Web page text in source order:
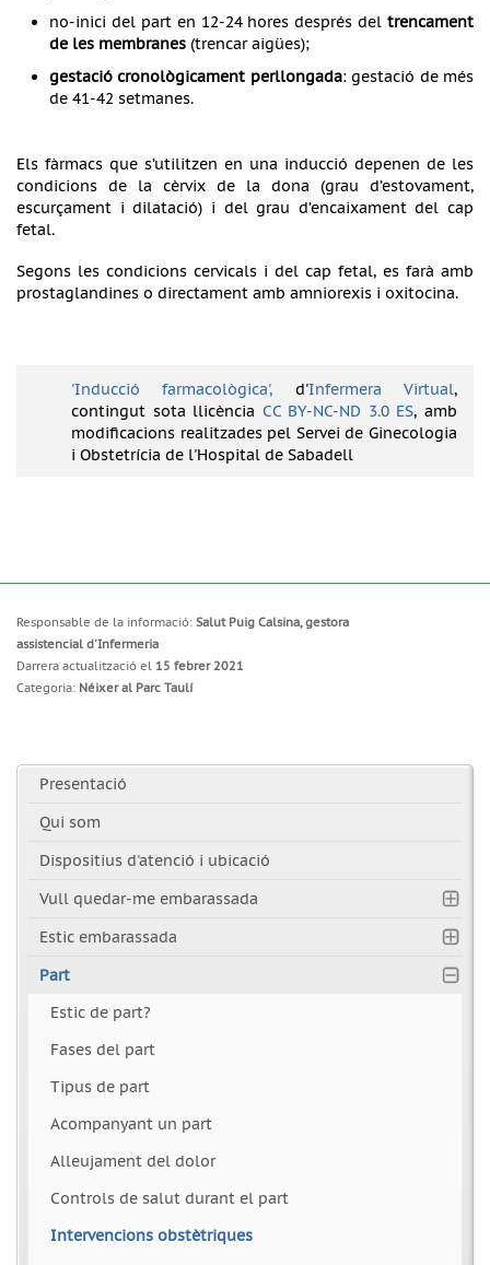
no-inici del part en 12-24 hores després del trencament
de les membranes (trencar aigües);
gestació cronològicament perllongada: gestació de més
de 41-42 setmanes.
Els fàrmacs que s’utilitzen en una inducció depenen de les
condicions de la cèrvix de la dona (grau d’estovament,
escurçament i dilatació) i del grau d’encaixament del cap
fetal.
Segons les condicions cervicals i del cap fetal, es farà amb
prostaglandines o directament amb amniorexis i oxitocina.
'Inducció farmacològica', d'Infermera Virtual,
contingut sota llicència CC BY-NC-ND 3.0 ES, amb
modificacions realitzades pel Servei de Ginecologia
i Obstetrícia de l'Hospital de Sabadell
Responsable de la informació: Salut Puig Calsina, gestora
assistencial d'Infermeria
Darrera actualització el 15 febrer 2021
Categoria: Néixer al Parc Taulí
Presentació
Qui som
Dispositius d'atenció i ubicació
Vull quedar-me embarassada
Estic embarassada
Part
Estic de part?
Fases del part
Tipus de part
Acompanyant un part
Alleujament del dolor
Controls de salut durant el part
Intervencions obstètriques